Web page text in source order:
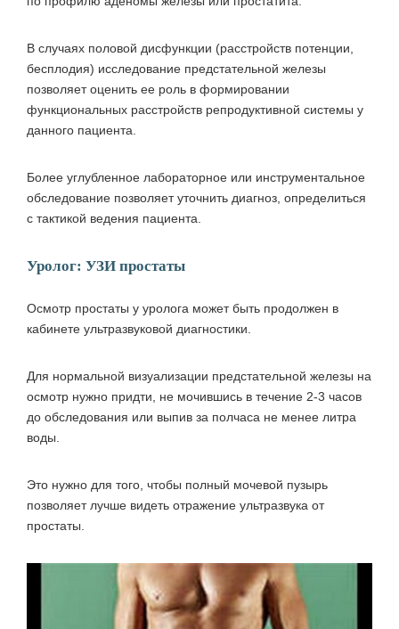
В случаях половой дисфункции (расстройств потенции,
бесплодия) исследование предстательной железы
позволяет оценить ее роль в формировании
функциональных расстройств репродуктивной системы у
данного пациента.
Более углубленное лабораторное или инструментальное
обследование позволяет уточнить диагноз, определиться
с тактикой ведения пациента.
Уролог: УЗИ простаты
Осмотр простаты у уролога может быть продолжен в
кабинете ультразвуковой диагностики.
Для нормальной визуализации предстательной железы на
осмотр нужно придти, не мочившись в течение 2-3 часов
до обследования или выпив за полчаса не менее литра
воды.
Это нужно для того, чтобы полный мочевой пузырь
позволяет лучше видеть отражение ультразвука от
простаты.